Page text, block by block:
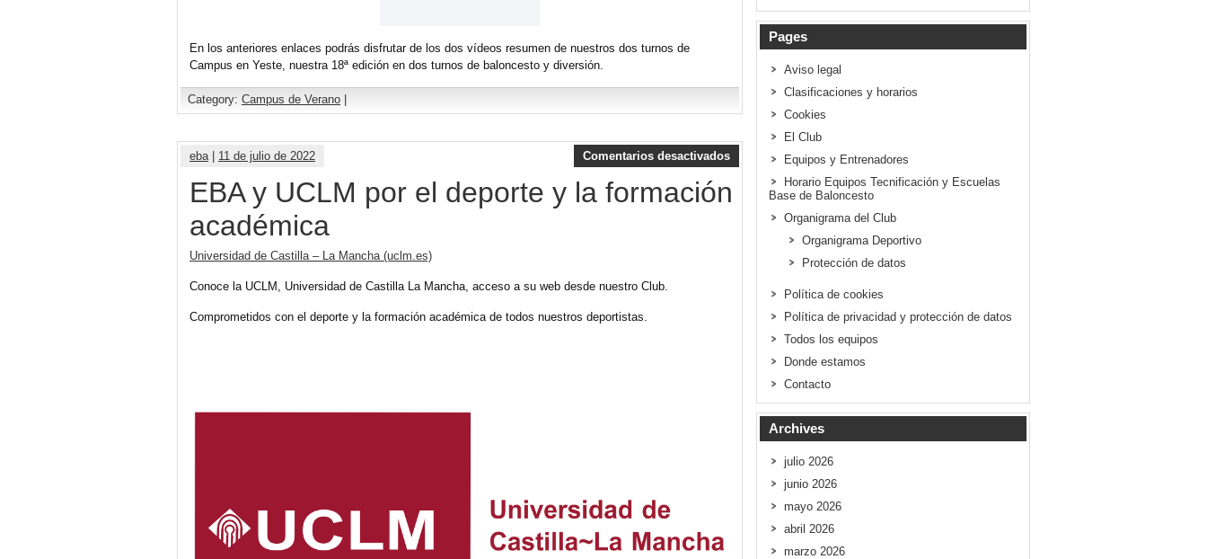
En los anteriores enlaces podrás disfrutar de los dos vídeos resumen de nuestros dos turnos de
Campus en Yeste, nuestra 18ª edición en dos turnos de baloncesto y diversión.
Category: Campus de Verano
eba| 11 de julio de 2022 Comentarios desactivados
EBA y UCLM por el deporte y la formación
académica
Universidad de Castilla – La Mancha (uclm.es)
Conoce la UCLM, Universidad de Castilla La Mancha, acceso a su web desde nuestro Club.
Comprometidos con el deporte y la formación académica de todos nuestros deportistas.
Pages
Aviso legal
Clasificaciones y horarios
Cookies
El Club
Equipos y Entrenadores
Horario Equipos Tecnificación y Escuelas
Base de Baloncesto
Organigrama del Club
Organigrama Deportivo
Protección de datos
Política de cookies
Política de privacidad y protección de datos
Todos los equipos
Donde estamos
Contacto
Archives
julio 2026
junio 2026
mayo 2026
abril 2026
marzo 2026